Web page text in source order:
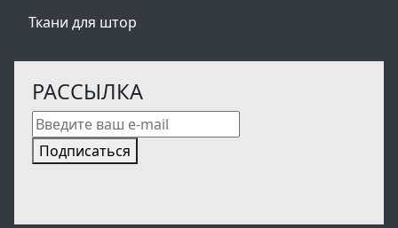
Ткани для штор
РАССЫЛКА
Подписаться